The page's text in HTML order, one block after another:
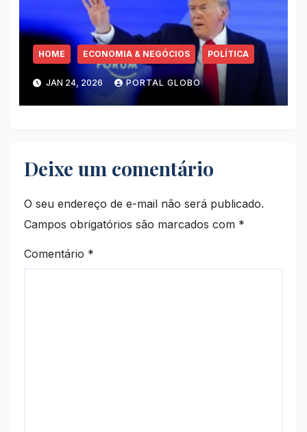
HOME ECONOMIA & NEGÓCIOS POLÍTICA
JAN 24, 2026 PORTAL GLOBO
Deixe um comentário
O seu endereço de e-mail não será publicado.
Campos obrigatórios são marcados com *
Comentário *